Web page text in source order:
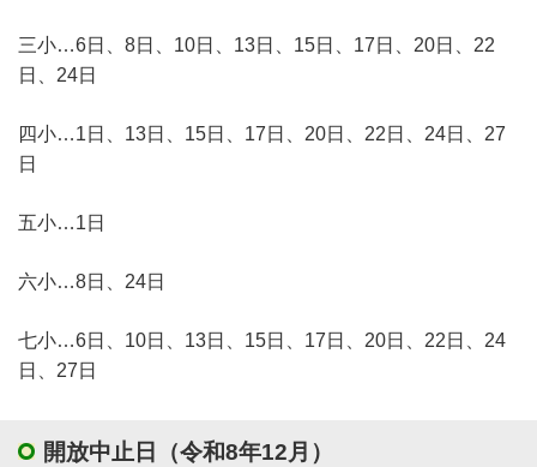
三小…6日、8日、10日、13日、15日、17日、20日、22
日、24日
四小…1日、13日、15日、17日、20日、22日、24日、27
日
五小…1日
六小…8日、24日
七小…6日、10日、13日、15日、17日、20日、22日、24
日、27日
開放中止日（令和8年12月）